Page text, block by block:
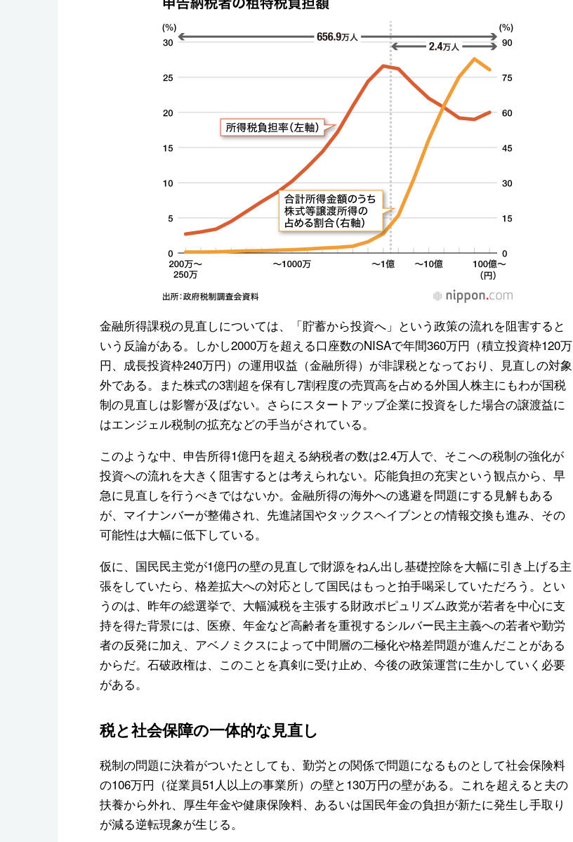
金融所得課税の見直しについては、「貯蓄から投資へ」という政策の流れを阻害すると
いう反論がある。しかし2000万を超える口座数のNISAで年間360万円（積立投資枠120万
円、成長投資枠240万円）の運用収益（金融所得）が非課税となっており、見直しの対象
外である。また株式の3割超を保有し7割程度の売買高を占める外国人株主にもわが国税
制の見直しは影響が及ばない。さらにスタートアップ企業に投資をした場合の譲渡益に
はエンジェル税制の拡充などの手当がされている。
このような中、申告所得1億円を超える納税者の数は2.4万人で、そこへの税制の強化が
投資への流れを大きく阻害するとは考えられない。応能負担の充実という観点から、早
急に見直しを行うべきではないか。金融所得の海外への逃避を問題にする見解もある
が、マイナンバーが整備され、先進諸国やタックスヘイブンとの情報交換も進み、その
可能性は大幅に低下している。
仮に、国民民主党が1億円の壁の見直しで財源をねん出し基礎控除を大幅に引き上げる主
張をしていたら、格差拡大への対応として国民はもっと拍手喝采していただろう。とい
うのは、昨年の総選挙で、大幅減税を主張する財政ポピュリズム政党が若者を中心に支
持を得た背景には、医療、年金など高齢者を重視するシルバー民主主義への若者や勤労
者の反発に加え、アベノミクスによって中間層の二極化や格差問題が進んだことがある
からだ。石破政権は、このことを真剣に受け止め、今後の政策運営に生かしていく必要
がある。
税と社会保障の一体的な見直し
税制の問題に決着がついたとしても、勤労との関係で問題になるものとして社会保険料
の106万円（従業員51人以上の事業所）の壁と130万円の壁がある。これを超えると夫の
扶養から外れ、厚生年金や健康保険料、あるいは国民年金の負担が新たに発生し手取り
が減る逆転現象が生じる。